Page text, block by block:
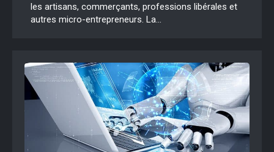
les artisans, commerçants, professions libérales et
autres micro-entrepreneurs. La...